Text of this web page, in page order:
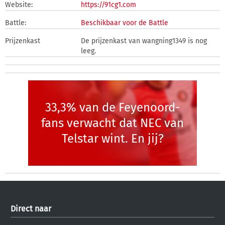
Website: https://91cg1.com
Battle: Beschikbaar voor de Battle
Prijzenkast
De prijzenkast van wangning1349 is nog
leeg.
33,3% van de Feyenoord-
fans verwacht dat NEC van
Telstar wint. En jij?
Direct naar